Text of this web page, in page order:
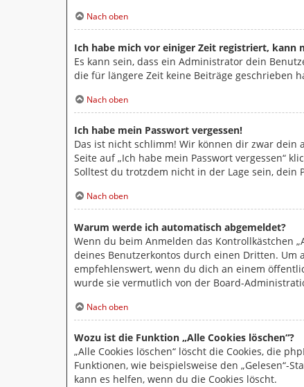
Nach oben
Ich habe mich vor einiger Zeit registriert, kann
Es kann sein, dass ein Administrator dein
die für längere Zeit keine Beiträge geschrieben
Nach oben
Ich habe mein Passwort vergessen!
Das ist nicht schlimm! Wir können dir zwar dein
Seite auf „Ich habe mein Passwort vergessen“
Solltest du trotzdem nicht in der Lage sein, dein
Nach oben
Warum werde ich automatisch abgemeldet?
Wenn du beim Anmelden das Kontrollkästchen
deines Benutzerkontos durch einen Dritten. Um
empfehlenswert, wenn du dich an einem
wurde sie vermutlich von der Board-
Nach oben
Wozu ist die Funktion „Alle Cookies löschen“?
„Alle Cookies löschen“ löscht die Cookies, die
Funktionen, wie beispielsweise den „Gelesen“-
kann es helfen, wenn du die Cookies löscht.